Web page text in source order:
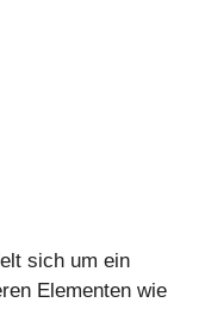
sich um ein
Elementen wie